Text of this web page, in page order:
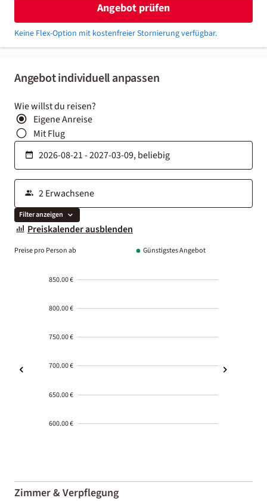
Angebot individuell anpassen
Wie willst du reisen?
Eigene Anreise
Mit Flug
Filter anzeigen
Preiskalender ausblenden
Preise pro Person ab Günstigstes Angebot
850.00 €
800.00 €
750.00 €
700.00 €
650.00 €
600.00 €
01-02
Zimmer & Verpflegung
Angebot prüfen
Keine Flex-Option mit kostenfreier Stornierung verfügbar.